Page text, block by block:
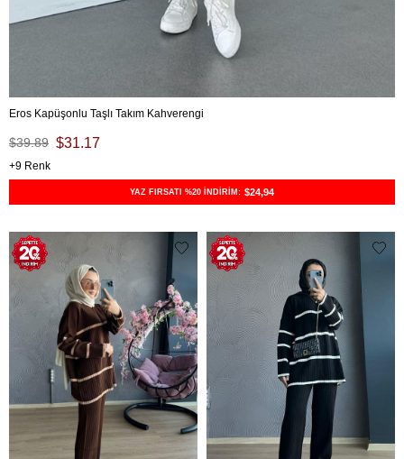
Eros Kapüşonlu Taşlı Takım Kahverengi
$31.17
$39.89
9
YAZ FIRSATI %20 İNDİRİM: $24,94